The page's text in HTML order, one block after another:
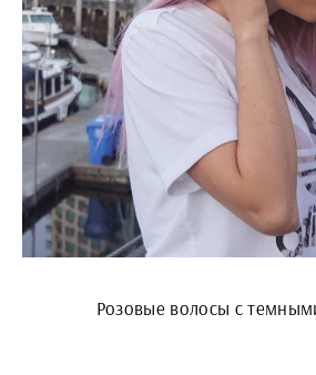
Розовые волосы с